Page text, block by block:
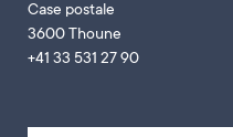
Case postale
3600 Thoune
+41 33 531 27 90